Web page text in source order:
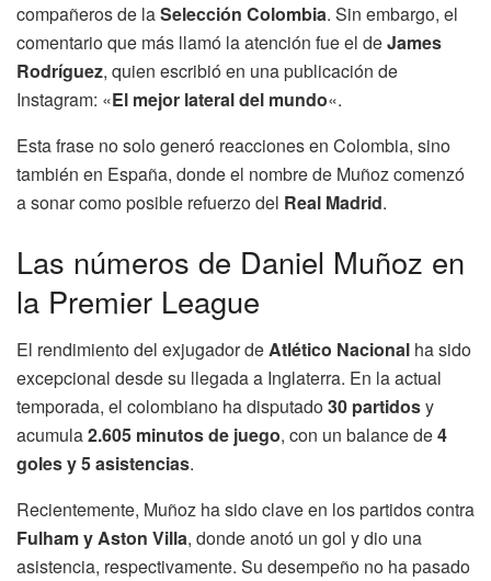
compañeros de laSelección Colombia. Sin embargo, el
comentario que más llamó la atención fue el deJames
Rodríguez, quien escribió en una publicación de
Instagram: «El mejor lateral del mundo«.
Esta frase no solo generó reacciones en Colombia, sino
también en España, donde el nombre de Muñoz comenzó
a sonar como posible refuerzo del Real Madrid.
Las números de Daniel Muñoz en
la Premier League
El rendimiento del exjugador deAtlético Nacional ha sido
excepcional desde su llegada a Inglaterra. En la actual
temporada, el colombiano ha disputado30 partidosy
acumula2.605 minutos de juego, con un balance de4
goles y 5 asistencias.
Recientemente, Muñoz ha sido clave en los partidos contra
Fulham y Aston Villa, donde anotó un gol y dio una
asistencia, respectivamente. Su desempeño no ha pasado